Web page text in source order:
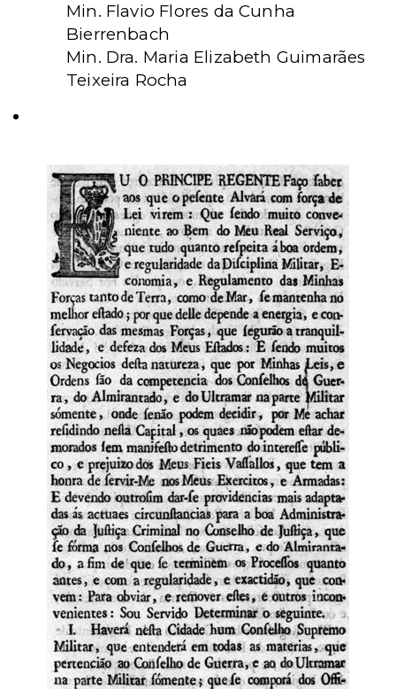
Min. Flavio Flores da Cunha
Bierrenbach
Min. Dra. Maria Elizabeth Guimarães
Teixeira Rocha